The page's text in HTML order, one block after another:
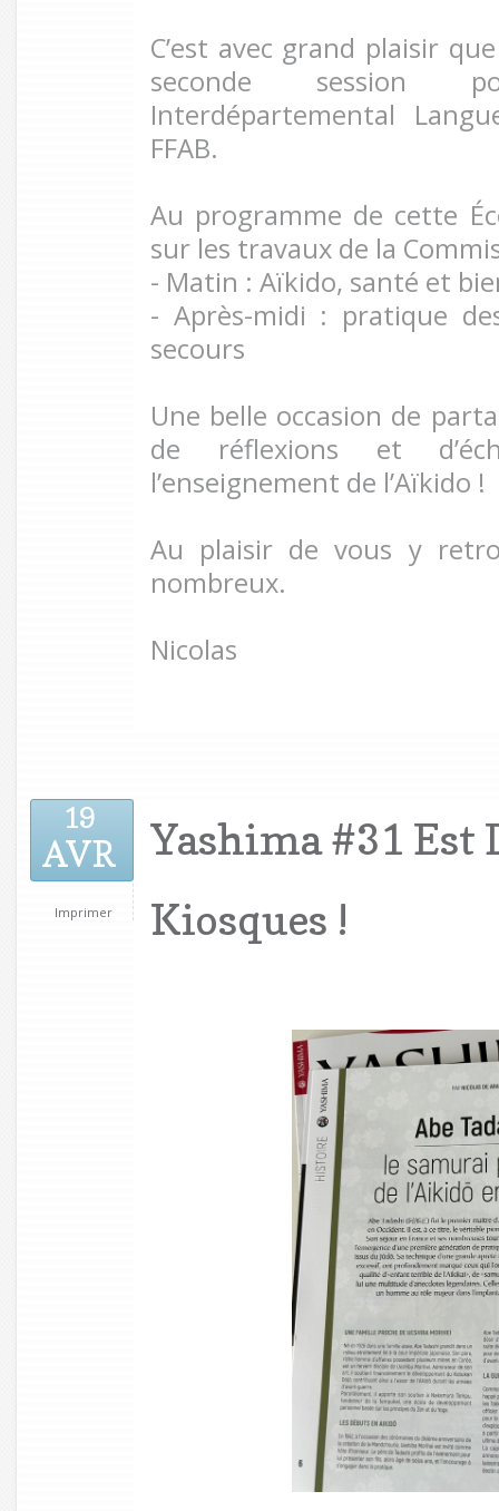
C’est avec grand plaisir
seconde session
Interdépartemental
FFAB.
Au programme de cette
sur les travaux de la
- Matin : Aïkido, santé et
- Après-midi : pratique
secours
Une belle occasion de
de réflexions et
l’enseignement de l’Aïkido !
Au plaisir de vous y
nombreux.
Nicolas
19
AVR
Imprimer
Yashima #31 Est
Kiosques !